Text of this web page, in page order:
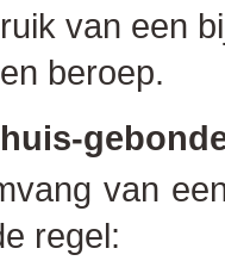
van een
beroep.
van
regel: